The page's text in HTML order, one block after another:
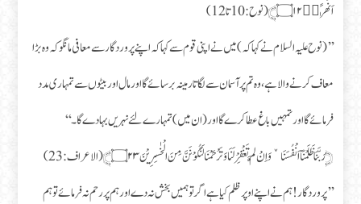
اَنْهٰرًاؕ۝۱۲﴾ (نوح: 10 تا 12)
’’(نوح علیہ السلام نے کہا کہ ) میں نے اپنی قوم سے کہا کہ اپنے پروردگار سے معافی مانگو کہ وہ بڑا
معاف کرنے والا ہے، وہ تم پر آسمان سے لگاتار مینہ برسائے گا اور مال اور بیٹوں سے تمہاری مدد
فرمائے گا اور تمہیں باغ عطا کرے گا اور (ان میں) تمہارے لئے نہریں بہادے گا۔‘‘
﴿رَبَّنَا ظَلَمْنَاۤ اَنْفُسَنَا ٚ وَ اِنْ لَّمْ تَغْفِرْ لَنَا وَ تَرْحَمْنَا لَنَكُوْنَنَّ مِنَ الْخٰسِرِیْنَ۝۲۳﴾ (الاعراف: 23)
’’پروردگار! ہم نے اپنے اوپر ظلم کیا ہے اگر تو ہمیں بخش نہ دے اور ہم پر رحم نہ فرمائے تو ہم